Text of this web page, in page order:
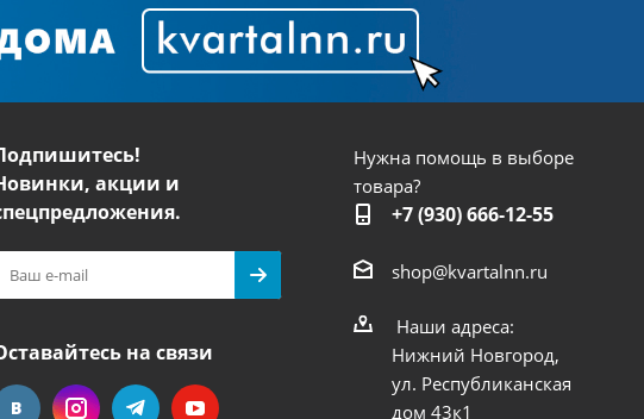
акции и
на связи
Нужна помощь в выборе
товара?
+7 (930) 666-12-55
shop@kvartalnn.ru
Наши адреса:
Нижний Новгород,
ул. Республиканская
дом 43к1